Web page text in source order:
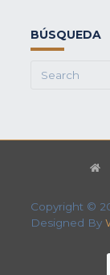
BÚSQUEDA
Search
Copyright ©
Designed By